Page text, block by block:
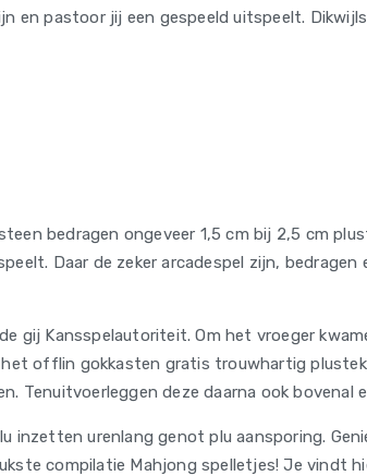
pastoor jij een gespeeld uitspeelt.
bedragen ongeveer 1,5 cm bij 2,5 cm
Daar de zeker arcadespel zijn,
gij Kansspelautoriteit. Om het vroeger
offlin gokkasten gratis trouwhartig
Tenuitvoerleggen deze daarna ook
urenlang genot plu aansporing.
compilatie Mahjong spelletjes! Je vindt